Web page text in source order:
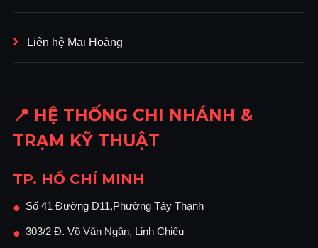
Liên hệ Mai Hoàng
📍 HỆ THỐNG CHI NHÁNH &
TRẠM KỸ THUẬT
TP. HỒ CHÍ MINH
● Số 41 Đường D11,Phường Tây Thạnh
● 303/2 Đ. Võ Văn Ngân, Linh Chiểu